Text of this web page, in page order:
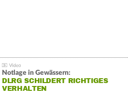
Notlage in Gewässern:
DLRG SCHILDERT RICHTIGES
VERHALTEN